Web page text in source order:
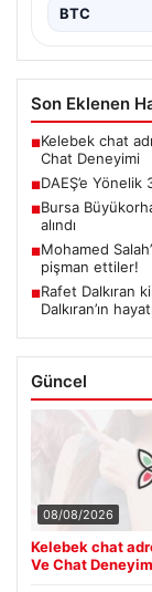
BTC
Son Eklenen
■Kelebek chat
Chat Deneyimi
■DAEŞ’e Yönelik
■Bursa
alındı
■Mohamed
pişman ettiler!
■Rafet Dalkıran
Dalkıran’ın hayatı
Güncel
08/08/2026
Kelebek chat
Ve Chat